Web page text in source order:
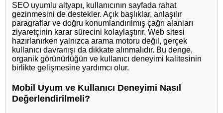
SEO uyumlu altyapı, kullanıcının sayfada rahat
gezinmesini de destekler. Açık başlıklar, anlaşılır
paragraflar ve doğru konumlandırılmış çağrı alanları
ziyaretçinin karar sürecini kolaylaştırır. Web sitesi
hazırlanırken yalnızca arama motoru değil, gerçek
kullanıcı davranışı da dikkate alınmalıdır. Bu denge,
organik görünürlüğün ve kullanıcı deneyimi kalitesinin
birlikte gelişmesine yardımcı olur.
Mobil Uyum ve Kullanıcı Deneyimi Nasıl
Değerlendirilmeli?